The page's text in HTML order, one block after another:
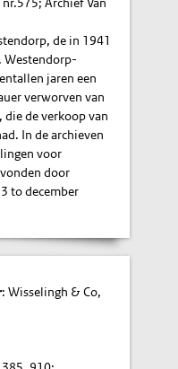
de in 1941
Westendorp-
jaren een
verworven van
die de verkoop van
In de archieven
voor
door
to december
: Wisselingh & Co,